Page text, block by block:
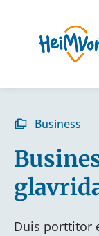
Business
Duis porttitor